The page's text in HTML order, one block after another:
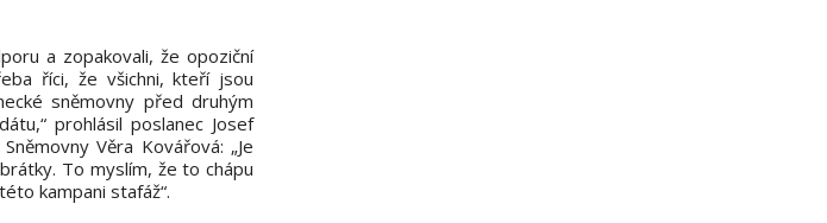
a zopakovali, že opoziční
říci, že všichni, kteří jsou
sněmovny před druhým
prohlásil poslanec Josef
Věra Kovářová: „Je
To myslím, že to chápu
kampani stafáž“.